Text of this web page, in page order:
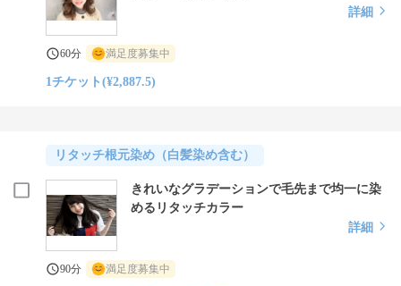
詳細
60分 満足度募集中
1チケット(¥2,887.5)
リタッチ根元染め（白髪染め含む）
きれいなグラデーションで毛先まで均一に染
めるリタッチカラー
詳細
90分 満足度募集中